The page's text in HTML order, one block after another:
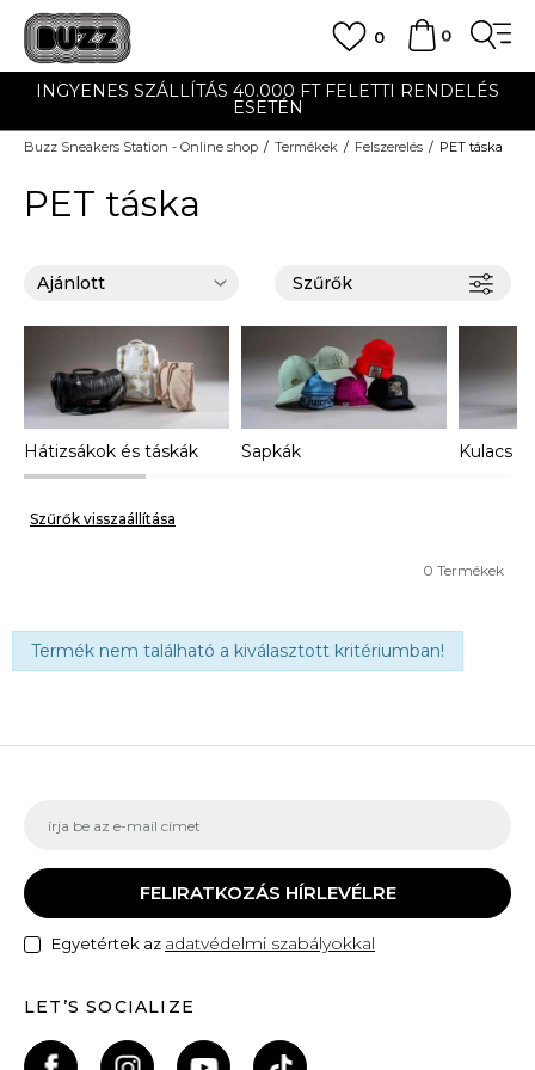
0
0
INGYENES SZÁLLÍTÁS 40.000 FT FELETTI RENDELÉS
ESETÉN
Buzz Sneakers Station - Online shop Termékek Felszerelés PET táska
PET táska
Szűrők
Hátizsákok és táskák Sapkák Kulacs
Szűrők visszaállítása
0 Termékek
Termék nem található a kiválasztott kritériumban!
FELIRATKOZÁS HÍRLEVÉLRE
Egyetértek az adatvédelmi szabályokkal
LET’S SOCIALIZE